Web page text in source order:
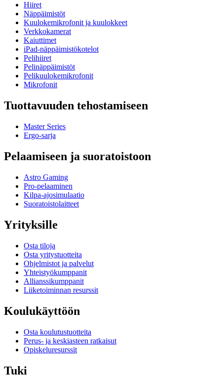
Hiiret
Näppäimistöt
Kuulokemikrofonit ja kuulokkeet
Verkkokamerat
Kaiuttimet
iPad-näppäimistökotelot
Pelihiiret
Pelinäppäimistöt
Pelikuulokemikrofonit
Mikrofonit
Tuottavuuden tehostamiseen
Master Series
Ergo-sarja
Pelaamiseen ja suoratoistoon
Astro Gaming
Pro-pelaaminen
Kilpa-ajosimulaatio
Suoratoistolaitteet
Yrityksille
Osta tiloja
Osta yritystuotteita
Ohjelmistot ja palvelut
Yhteistyökumppanit
Allianssikumppanit
Liiketoiminnan resurssit
Koulukäyttöön
Osta koulutustuotteita
Perus- ja keskiasteen ratkaisut
Opiskeluresurssit
Tuki